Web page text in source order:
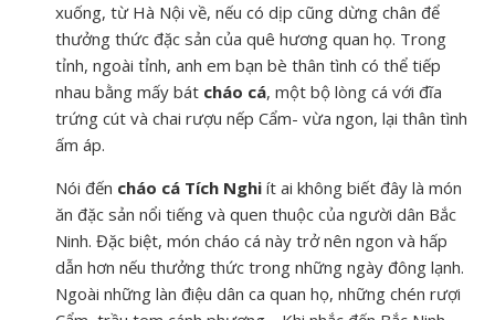
xuống, từ Hà Nội về, nếu có dịp cũng dừng chân để
thưởng thức đặc sản của quê hương quan họ. Trong
tỉnh, ngoài tỉnh, anh em bạn bè thân tình có thể tiếp
nhau bằng mấy bát cháo cá, một bộ lòng cá với đĩa
trứng cút và chai rượu nếp Cẩm- vừa ngon, lại thân tình
ấm áp.
Nói đến cháo cá Tích Nghi ít ai không biết đây là món
ăn đặc sản nổi tiếng và quen thuộc của người dân Bắc
Ninh. Đặc biệt, món cháo cá này trở nên ngon và hấp
dẫn hơn nếu thưởng thức trong những ngày đông lạnh.
Ngoài những làn điệu dân ca quan họ, những chén rượi